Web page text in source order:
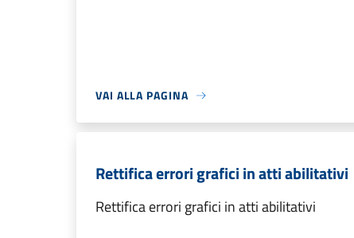
VAI ALLA PAGINA
Rettifica errori grafici in atti abilitativi
Rettifica errori grafici in atti abilitativi